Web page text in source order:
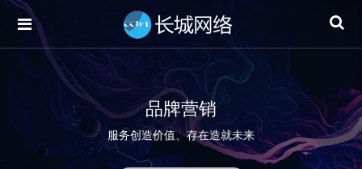
品牌营销
服务创造价值、存在造就未来